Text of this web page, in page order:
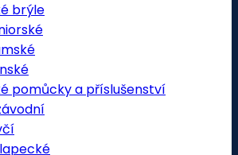
brýle
pomůcky a příslušenství